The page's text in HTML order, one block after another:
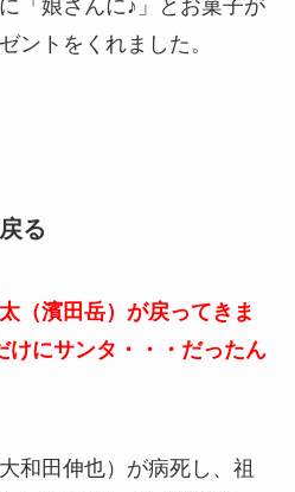
「娘さんに♪」とお菓子が
ントをくれました。
る
（濱田岳）が戻ってきま
けにサンタ・・・だったん
和田伸也）が病死し、祖